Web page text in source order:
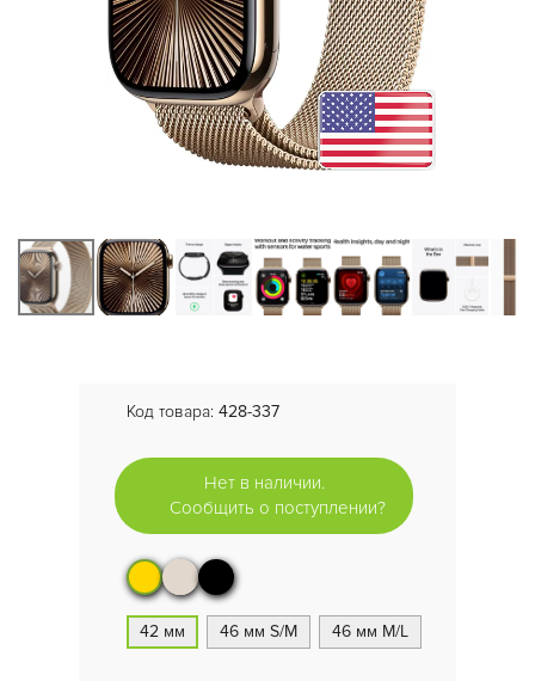
Код товара: 428-337
Нет в наличии.
Сообщить о поступлении?
42 мм 46 мм S/M 46 мм M/L